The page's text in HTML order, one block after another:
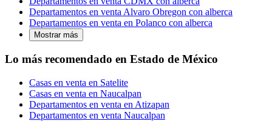
Departamentos en venta Alvaro Obregon con alberca
Departamentos en venta en Polanco con alberca
Mostrar más
Lo más recomendado en Estado de México
Casas en venta en Satelite
Casas en venta en Naucalpan
Departamentos en venta en Atizapan
Departamentos en venta Naucalpan